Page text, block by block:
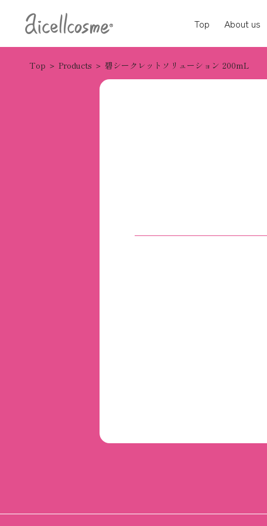
Top About us
Top Products 碧シークレットソリューション 200mL